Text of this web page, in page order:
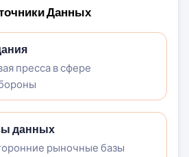
Данных
пресса в сфере
данных
рыночные базы